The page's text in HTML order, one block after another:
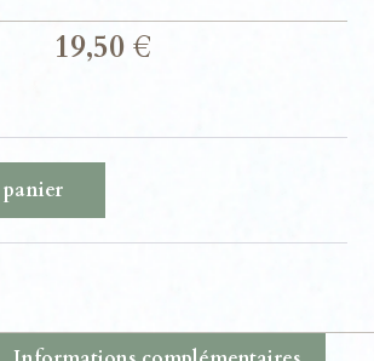
19,50 €